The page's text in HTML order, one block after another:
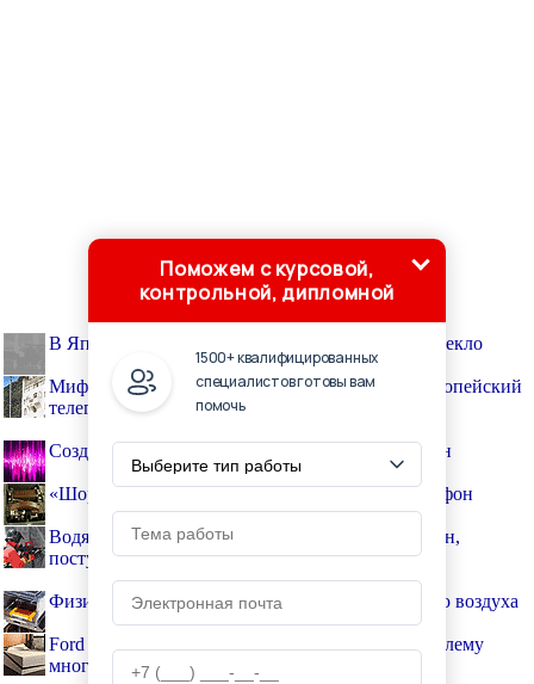
В Японии создали самовосстанавливающееся стекло
Мифы грандиозной стройки XIX века: Индоевропейский
телеграф в Абхазии
Создан метод печати при помощи звуковых волн
«Шоринофон» — первый отечественный диктофон
Водяной пистолетик, способный прорезать бетон,
поступил на вооружение пожарных
Физики MIT научились извлекать воду из сухого воздуха
Ford создала «умную» кровать, решающую проблему
многих семейных пар
Поможем с курсовой,
контрольной, дипломной
1500+ квалифицированных
специалистов готовы вам
помочь